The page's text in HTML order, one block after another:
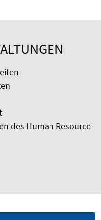
des Human Resource